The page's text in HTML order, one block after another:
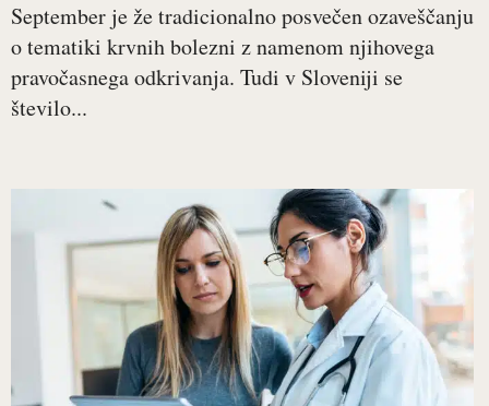
September je že tradicionalno posvečen ozaveščanju
o tematiki krvnih bolezni z namenom njihovega
pravočasnega odkrivanja. Tudi v Sloveniji se
število...